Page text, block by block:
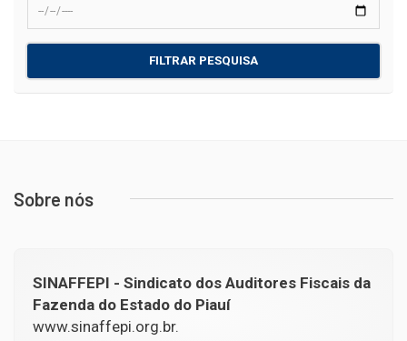
FILTRAR PESQUISA
Sobre nós
SINAFFEPI - Sindicato dos Auditores Fiscais da
Fazenda do Estado do Piauí
www.sinaffepi.org.br.